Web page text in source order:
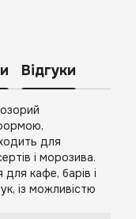
Відгуки
для
і морозива.
кафе, барів і
із можливістю